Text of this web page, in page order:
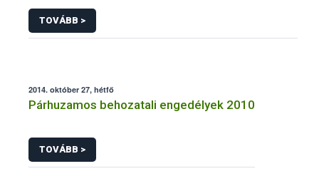
TOVÁBB >
2014. október 27, hétfő
Párhuzamos behozatali engedélyek 2010
TOVÁBB >